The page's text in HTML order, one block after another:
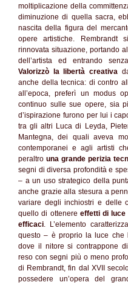
moltiplicazione della
diminuzione di quella sacra,
nascita della figura del
opere artistiche. Rembrandt
rinnovata situazione, portando
dell’artista ed entrando
Valorizzò la libertà creativa
anche della tecnica: di contro
all’epoca, preferì un modus
continuo sulle sue opere, sia
d’ispirazione furono per lui i
tra gli altri Luca di Leyda,
Mantegna, dei quali aveva
contemporanei e agli artisti
peraltro una grande perizia
segni di diversa profondità e
– a un uso strategico della
anche grazie alla stesura a
variare degli inchiostri e delle
quello di ottenere effetti di luce
efficaci. L’elemento
questo – è proprio la luce che
dove il nitore si contrappone
reso con segni più o meno
di Rembrandt, fin dal XVII
possedere un’opera del